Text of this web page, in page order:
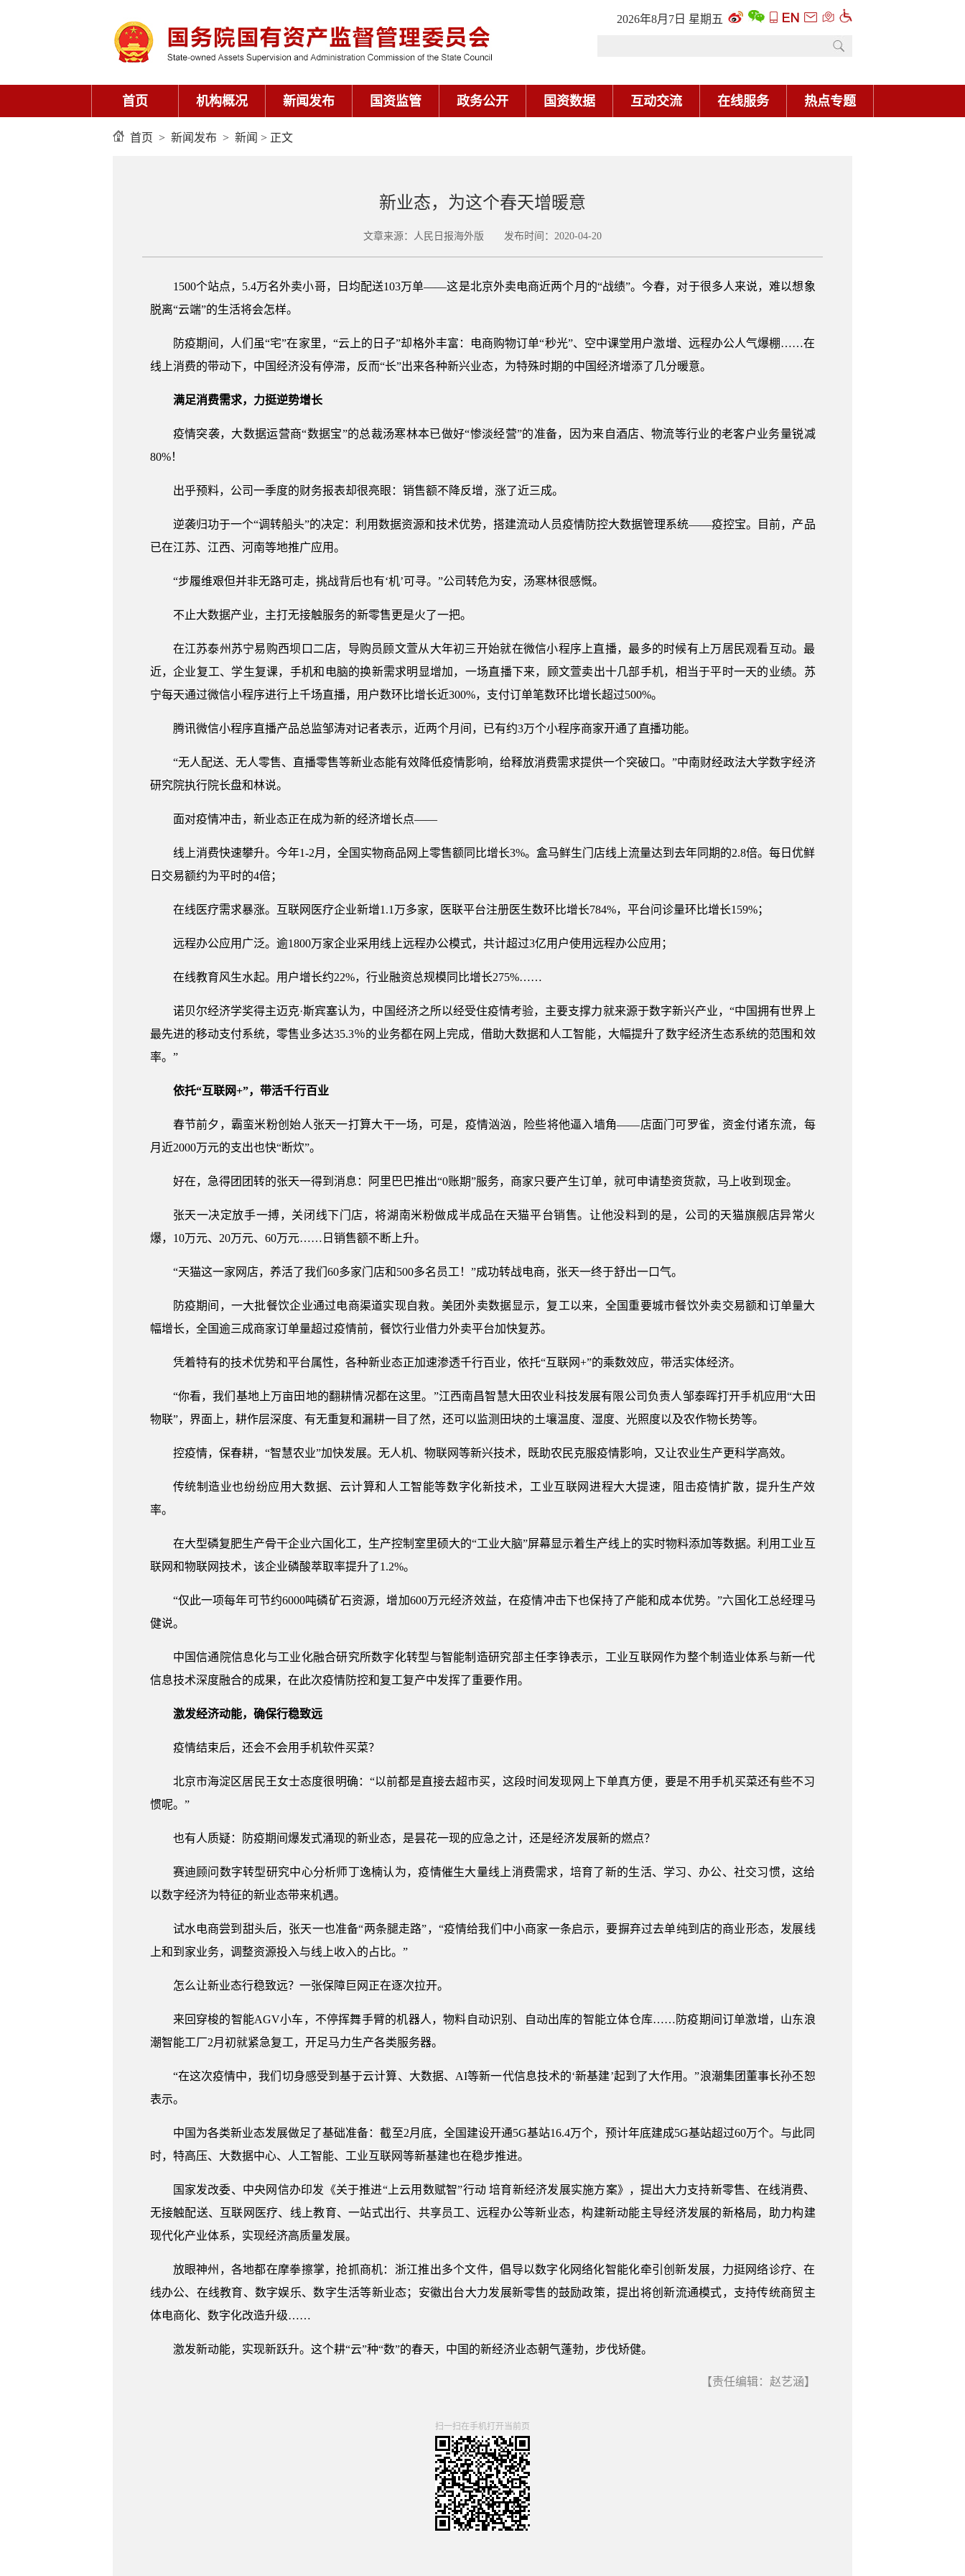
2026年8月7日 星期五
首页 机构概况 新闻发布 国资监管 政务公开 国资数据 互动交流 在线服务 热点专题
首页 > 新闻发布 > 新闻 > 正文
新业态，为这个春天增暖意
文章来源：人民日报海外版 发布时间：2020-04-20
1500个站点，5.4万名外卖小哥，日均配送103万单——这是北京外卖电商近两个月的“战绩”。今春，对于很多人来说，难以想象
脱离“云端”的生活将会怎样。
防疫期间，人们虽“宅”在家里，“云上的日子”却格外丰富：电商购物订单“秒光”、空中课堂用户激增、远程办公人气爆棚……在
线上消费的带动下，中国经济没有停滞，反而“长”出来各种新兴业态，为特殊时期的中国经济增添了几分暖意。
满足消费需求，力挺逆势增长
疫情突袭，大数据运营商“数据宝”的总裁汤寒林本已做好“惨淡经营”的准备，因为来自酒店、物流等行业的老客户业务量锐减
80%！
出乎预料，公司一季度的财务报表却很亮眼：销售额不降反增，涨了近三成。
逆袭归功于一个“调转船头”的决定：利用数据资源和技术优势，搭建流动人员疫情防控大数据管理系统——疫控宝。目前，产品
已在江苏、江西、河南等地推广应用。
“步履维艰但并非无路可走，挑战背后也有‘机’可寻。”公司转危为安，汤寒林很感慨。
不止大数据产业，主打无接触服务的新零售更是火了一把。
在江苏泰州苏宁易购西坝口二店，导购员顾文萱从大年初三开始就在微信小程序上直播，最多的时候有上万居民观看互动。最
近，企业复工、学生复课，手机和电脑的换新需求明显增加，一场直播下来，顾文萱卖出十几部手机，相当于平时一天的业绩。苏
宁每天通过微信小程序进行上千场直播，用户数环比增长近300%，支付订单笔数环比增长超过500%。
腾讯微信小程序直播产品总监邹涛对记者表示，近两个月间，已有约3万个小程序商家开通了直播功能。
“无人配送、无人零售、直播零售等新业态能有效降低疫情影响，给释放消费需求提供一个突破口。”中南财经政法大学数字经济
研究院执行院长盘和林说。
面对疫情冲击，新业态正在成为新的经济增长点——
线上消费快速攀升。今年1-2月，全国实物商品网上零售额同比增长3%。盒马鲜生门店线上流量达到去年同期的2.8倍。每日优鲜
日交易额约为平时的4倍；
在线医疗需求暴涨。互联网医疗企业新增1.1万多家，医联平台注册医生数环比增长784%，平台问诊量环比增长159%；
远程办公应用广泛。逾1800万家企业采用线上远程办公模式，共计超过3亿用户使用远程办公应用；
在线教育风生水起。用户增长约22%，行业融资总规模同比增长275%……
诺贝尔经济学奖得主迈克·斯宾塞认为，中国经济之所以经受住疫情考验，主要支撑力就来源于数字新兴产业，“中国拥有世界上
最先进的移动支付系统，零售业多达35.3％的业务都在网上完成，借助大数据和人工智能，大幅提升了数字经济生态系统的范围和效
率。”
依托“互联网+”，带活千行百业
春节前夕，霸蛮米粉创始人张天一打算大干一场，可是，疫情汹汹，险些将他逼入墙角——店面门可罗雀，资金付诸东流，每
月近2000万元的支出也快“断炊”。
好在，急得团团转的张天一得到消息：阿里巴巴推出“0账期”服务，商家只要产生订单，就可申请垫资货款，马上收到现金。
张天一决定放手一搏，关闭线下门店，将湖南米粉做成半成品在天猫平台销售。让他没料到的是，公司的天猫旗舰店异常火
爆，10万元、20万元、60万元……日销售额不断上升。
“天猫这一家网店，养活了我们60多家门店和500多名员工！”成功转战电商，张天一终于舒出一口气。
防疫期间，一大批餐饮企业通过电商渠道实现自救。美团外卖数据显示，复工以来，全国重要城市餐饮外卖交易额和订单量大
幅增长，全国逾三成商家订单量超过疫情前，餐饮行业借力外卖平台加快复苏。
凭着特有的技术优势和平台属性，各种新业态正加速渗透千行百业，依托“互联网+”的乘数效应，带活实体经济。
“你看，我们基地上万亩田地的翻耕情况都在这里。”江西南昌智慧大田农业科技发展有限公司负责人邹泰晖打开手机应用“大田
物联”，界面上，耕作层深度、有无重复和漏耕一目了然，还可以监测田块的土壤温度、湿度、光照度以及农作物长势等。
控疫情，保春耕，“智慧农业”加快发展。无人机、物联网等新兴技术，既助农民克服疫情影响，又让农业生产更科学高效。
传统制造业也纷纷应用大数据、云计算和人工智能等数字化新技术，工业互联网进程大大提速，阻击疫情扩散，提升生产效
率。
在大型磷复肥生产骨干企业六国化工，生产控制室里硕大的“工业大脑”屏幕显示着生产线上的实时物料添加等数据。利用工业互
联网和物联网技术，该企业磷酸萃取率提升了1.2%。
“仅此一项每年可节约6000吨磷矿石资源，增加600万元经济效益，在疫情冲击下也保持了产能和成本优势。”六国化工总经理马
健说。
中国信通院信息化与工业化融合研究所数字化转型与智能制造研究部主任李铮表示，工业互联网作为整个制造业体系与新一代
信息技术深度融合的成果，在此次疫情防控和复工复产中发挥了重要作用。
激发经济动能，确保行稳致远
疫情结束后，还会不会用手机软件买菜？
北京市海淀区居民王女士态度很明确：“以前都是直接去超市买，这段时间发现网上下单真方便，要是不用手机买菜还有些不习
惯呢。”
也有人质疑：防疫期间爆发式涌现的新业态，是昙花一现的应急之计，还是经济发展新的燃点？
赛迪顾问数字转型研究中心分析师丁逸楠认为，疫情催生大量线上消费需求，培育了新的生活、学习、办公、社交习惯，这给
以数字经济为特征的新业态带来机遇。
试水电商尝到甜头后，张天一也准备“两条腿走路”，“疫情给我们中小商家一条启示，要摒弃过去单纯到店的商业形态，发展线
上和到家业务，调整资源投入与线上收入的占比。”
怎么让新业态行稳致远？一张保障巨网正在逐次拉开。
来回穿梭的智能AGV小车，不停挥舞手臂的机器人，物料自动识别、自动出库的智能立体仓库……防疫期间订单激增，山东浪
潮智能工厂2月初就紧急复工，开足马力生产各类服务器。
“在这次疫情中，我们切身感受到基于云计算、大数据、AI等新一代信息技术的‘新基建’起到了大作用。”浪潮集团董事长孙丕恕
表示。
中国为各类新业态发展做足了基础准备：截至2月底，全国建设开通5G基站16.4万个，预计年底建成5G基站超过60万个。与此同
时，特高压、大数据中心、人工智能、工业互联网等新基建也在稳步推进。
国家发改委、中央网信办印发《关于推进“上云用数赋智”行动 培育新经济发展实施方案》，提出大力支持新零售、在线消费、
无接触配送、互联网医疗、线上教育、一站式出行、共享员工、远程办公等新业态，构建新动能主导经济发展的新格局，助力构建
现代化产业体系，实现经济高质量发展。
放眼神州，各地都在摩拳擦掌，抢抓商机：浙江推出多个文件，倡导以数字化网络化智能化牵引创新发展，力挺网络诊疗、在
线办公、在线教育、数字娱乐、数字生活等新业态；安徽出台大力发展新零售的鼓励政策，提出将创新流通模式，支持传统商贸主
体电商化、数字化改造升级……
激发新动能，实现新跃升。这个耕“云”种“数”的春天，中国的新经济业态朝气蓬勃，步伐矫健。
【责任编辑：赵艺涵】
扫一扫在手机打开当前页